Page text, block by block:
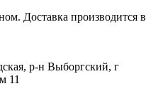
Доставка производится в
р-н Выборгский, г
11